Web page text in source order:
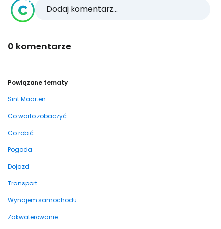
Dodaj komentarz...
0 komentarze
Powiązane tematy
Sint Maarten
Co warto zobaczyć
Co robić
Pogoda
Dojazd
Transport
Wynajem samochodu
Zakwaterowanie